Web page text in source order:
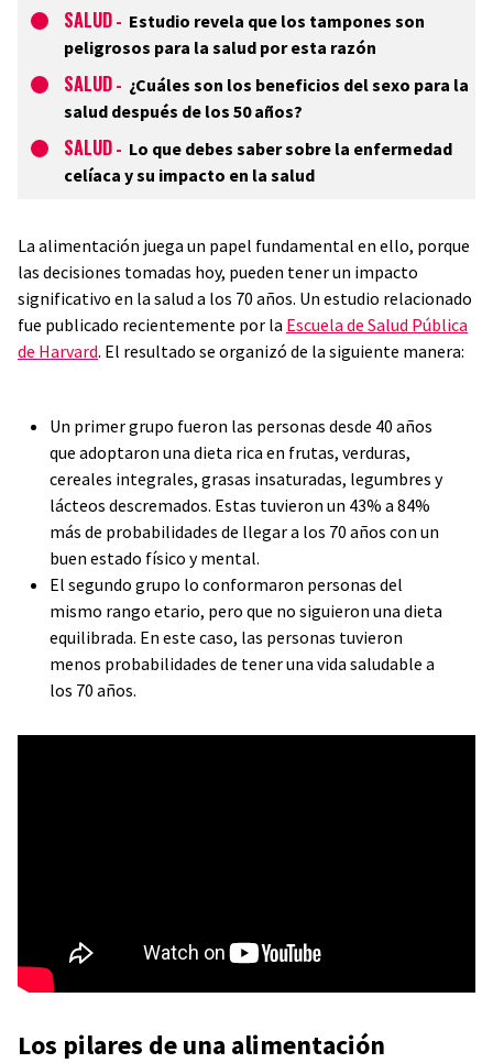
SALUD - Estudio revela que los tampones son
peligrosos para la salud por esta razón
SALUD - ¿Cuáles son los beneficios del sexo para la
salud después de los 50 años?
SALUD - Lo que debes saber sobre la enfermedad
celíaca y su impacto en la salud
La alimentación juega un papel fundamental en ello, porque
las decisiones tomadas hoy, pueden tener un impacto
significativo en la salud a los 70 años. Un estudio relacionado
fue publicado recientemente por la Escuela de Salud Pública
de Harvard. El resultado se organizó de la siguiente manera:
Un primer grupo fueron las personas desde 40 años
que adoptaron una dieta rica en frutas, verduras,
cereales integrales, grasas insaturadas, legumbres y
lácteos descremados. Estas tuvieron un 43% a 84%
más de probabilidades de llegar a los 70 años con un
buen estado físico y mental.
El segundo grupo lo conformaron personas del
mismo rango etario, pero que no siguieron una dieta
equilibrada. En este caso, las personas tuvieron
menos probabilidades de tener una vida saludable a
los 70 años.
Los pilares de una alimentación